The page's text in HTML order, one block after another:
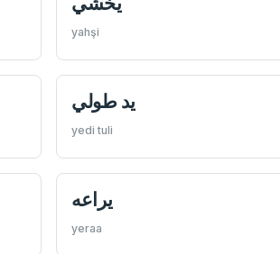
yahşi
يد طولي
yedi tuli
يراعه
yeraa